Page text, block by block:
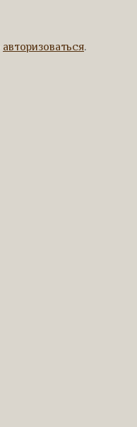
авторизоваться.